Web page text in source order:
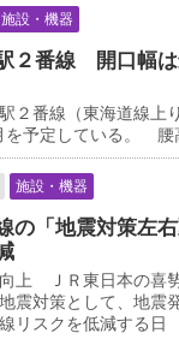
施設・機器
２番線 開口幅
２番線（東海道線上
予定している。 腰
施設・機器
の「地震対策左
上 ＪＲ東日本の喜
震対策として、地震
リスクを低減する日